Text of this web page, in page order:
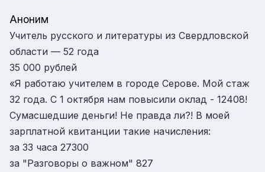
Аноним
Учитель русского и литературы из Cвердловской
области — 52 года
35 000 рублей
«Я работаю учителем в городе Серове. Мой стаж
32 года. С 1 октября нам повысили оклад - 12408!
Сумасшедшие деньги! Не правда ли?! В моей
зарплатной квитанции такие начисления:
за 33 часа 27300
за "Разговоры о важном" 827